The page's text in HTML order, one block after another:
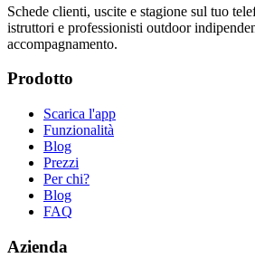
Schede clienti, uscite e stagione sul tuo
istruttori e professionisti outdoor
accompagnamento.
Prodotto
Scarica l'app
Funzionalità
Blog
Prezzi
Per chi?
Blog
FAQ
Azienda